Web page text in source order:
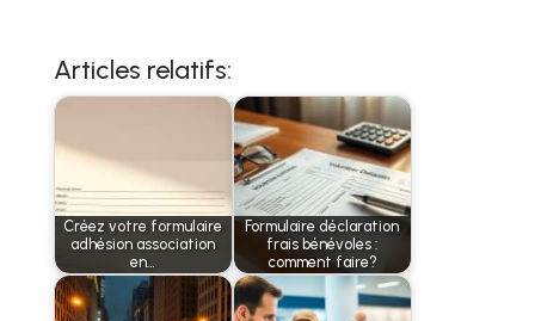
Articles relatifs:
Créez votre formulaire
adhésion association
en…
Formulaire déclaration
frais bénévoles :
comment faire?